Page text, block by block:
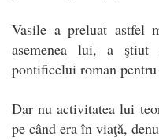
Vasile a preluat astfel
asemenea lui, a ştiut
pontificelui roman
Dar nu activitatea lui
pe când era în viaţă,